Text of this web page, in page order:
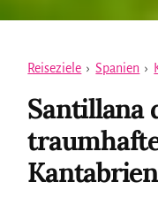
Reiseziele › Spanien ›
Santillana
Kantabrien